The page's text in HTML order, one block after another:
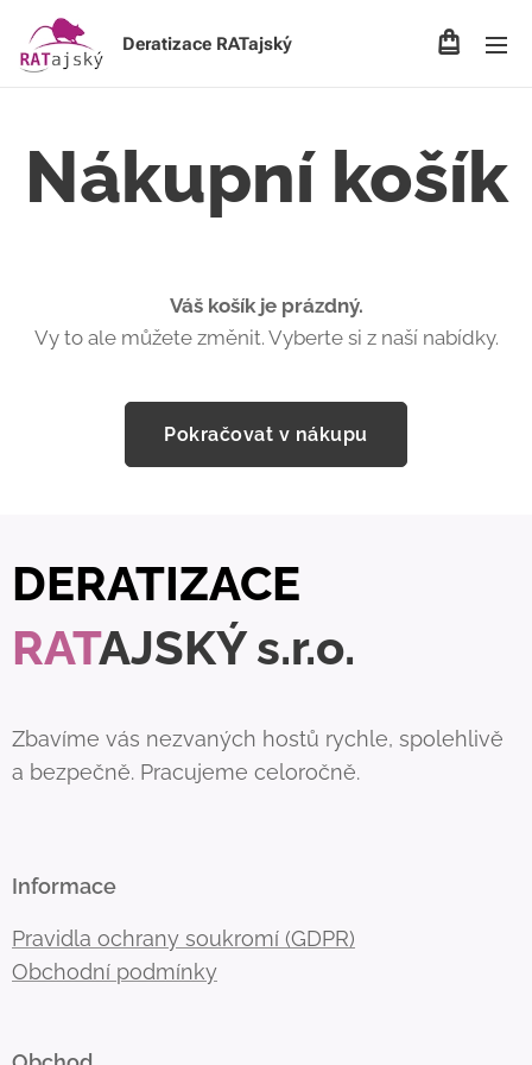
Deratizace RATajský
Nákupní košík
Váš košík je prázdný.
Vy to ale můžete změnit. Vyberte si z naší nabídky.
Pokračovat v nákupu
DERATIZACE
RATAJSKÝ s.r.o.
Zbavíme vás nezvaných hostů rychle, spolehlivě
a bezpečně. Pracujeme celoročně.
Informace
Pravidla ochrany soukromí (GDPR)
Obchodní podmínky